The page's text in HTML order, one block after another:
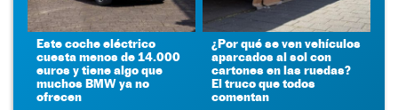
Este coche eléctrico
cuesta menos de 14.000
euros y tiene algo que
muchos BMW ya no
ofrecen
¿Por qué se ven vehículos
aparcados al sol con
cartones en las ruedas?
El truco que todos
comentan